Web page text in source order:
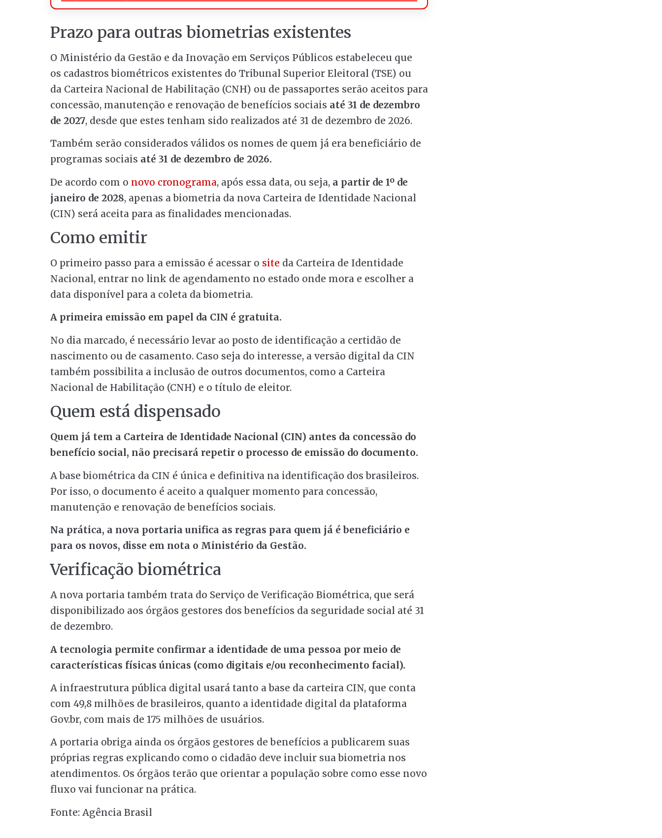
Prazo para outras biometrias existentes
O Ministério da Gestão e da Inovação em Serviços Públicos estabeleceu que
os cadastros biométricos existentes do Tribunal Superior Eleitoral (TSE) ou
da Carteira Nacional de Habilitação (CNH) ou de passaportes serão aceitos para
concessão, manutenção e renovação de benefícios sociais até 31 de dezembro
de 2027, desde que estes tenham sido realizados até 31 de dezembro de 2026.
Também serão considerados válidos os nomes de quem já era beneficiário de
programas sociais até 31 de dezembro de 2026.
De acordo com o novo cronograma, após essa data, ou seja, a partir de 1º de
janeiro de 2028, apenas a biometria da nova Carteira de Identidade Nacional
(CIN) será aceita para as finalidades mencionadas.
Como emitir
O primeiro passo para a emissão é acessar o site da Carteira de Identidade
Nacional, entrar no link de agendamento no estado onde mora e escolher a
data disponível para a coleta da biometria.
A primeira emissão em papel da CIN é gratuita.
No dia marcado, é necessário levar ao posto de identificação a certidão de
nascimento ou de casamento. Caso seja do interesse, a versão digital da CIN
também possibilita a inclusão de outros documentos, como a Carteira
Nacional de Habilitação (CNH) e o título de eleitor.
Quem está dispensado
Quem já tem a Carteira de Identidade Nacional (CIN) antes da concessão do
benefício social, não precisará repetir o processo de emissão do documento.
A base biométrica da CIN é única e definitiva na identificação dos brasileiros.
Por isso, o documento é aceito a qualquer momento para concessão,
manutenção e renovação de benefícios sociais.
Na prática, a nova portaria unifica as regras para quem já é beneficiário e
para os novos, disse em nota o Ministério da Gestão.
Verificação biométrica
A nova portaria também trata do Serviço de Verificação Biométrica, que será
disponibilizado aos órgãos gestores dos benefícios da seguridade social até 31
de dezembro.
A tecnologia permite confirmar a identidade de uma pessoa por meio de
características físicas únicas (como digitais e/ou reconhecimento facial).
A infraestrutura pública digital usará tanto a base da carteira CIN, que conta
com 49,8 milhões de brasileiros, quanto a identidade digital da plataforma
Gov.br, com mais de 175 milhões de usuários.
A portaria obriga ainda os órgãos gestores de benefícios a publicarem suas
próprias regras explicando como o cidadão deve incluir sua biometria nos
atendimentos. Os órgãos terão que orientar a população sobre como esse novo
fluxo vai funcionar na prática.
Fonte: Agência Brasil